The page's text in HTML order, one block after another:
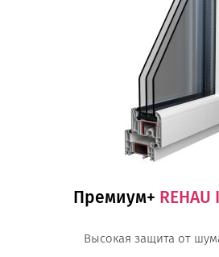
Премиум+
Высокая защита от